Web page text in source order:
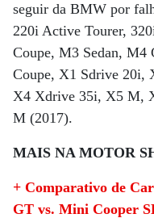
seguir da BMW por
220i Active Tourer,
Coupe, M3 Sedan, M4
Coupe, X1 Sdrive
X4 Xdrive 35i, X5 M,
M (2017).
MAIS NA MOTOR
+ Comparativo de
GT vs. Mini Cooper